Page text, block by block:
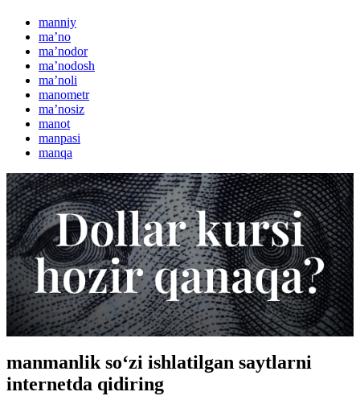
manniy
maʼno
maʼnodor
maʼnodosh
maʼnoli
manometr
maʼnosiz
manot
manpasi
manqa
manmanlik so‘zi ishlatilgan saytlarni
internetda qidiring